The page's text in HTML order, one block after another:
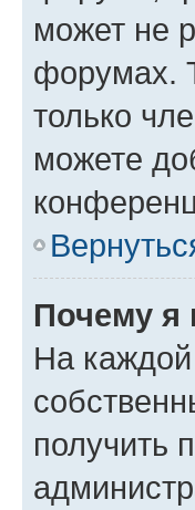
может не
форумах.
только
можете
Почему я
На
получить